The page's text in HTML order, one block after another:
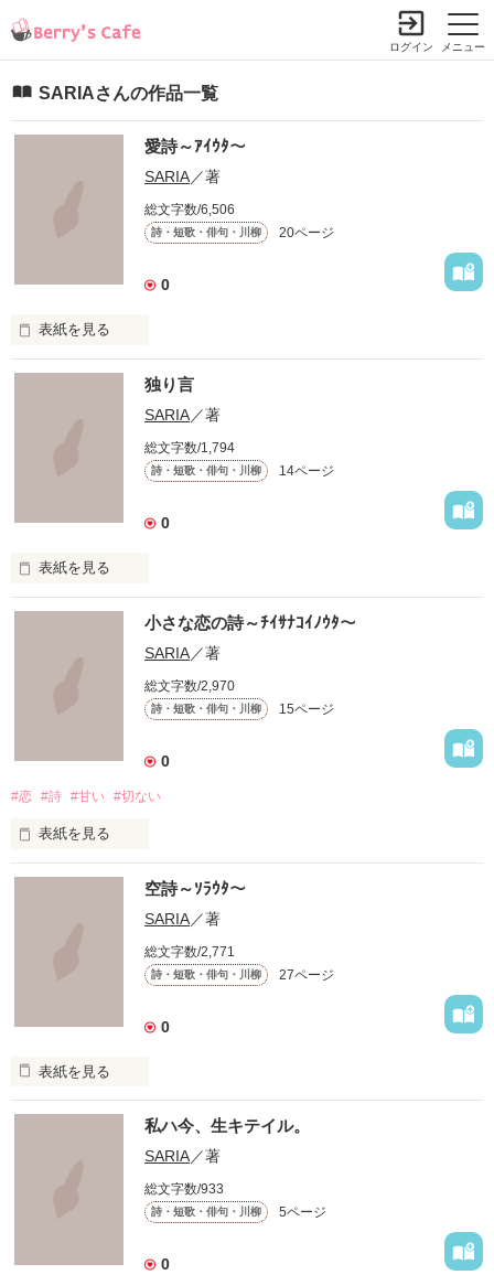
メニュー
ログイン
SARIAさんの作品一覧
愛詩～ｱｲｳﾀ～
SARIA／著
総文字数/6,506
詩・短歌・俳句・川柳 20ページ
0
表紙を見る
狂おしいほどに
泣きたくなるほど
愛されたい。
「ねぇ、愛してる…」
～POEM～
作品を読む
独り言
SARIA／著
総文字数/1,794
詩・短歌・俳句・川柳 14ページ
0
表紙を見る
ぽつり、
～POEM～
小さな恋の詩～ﾁｲｻﾅｺｲﾉｳﾀ～
SARIA／著
総文字数/2,970
詩・短歌・俳句・川柳 15ページ
0
#恋 #詩 #甘い #切ない
表紙を見る
ほら
※あたしが書き溜めていた詩の一部です。
2007/06/24～2007/10/05に書いていたもの(ノート一冊分)。
空詩～ｿﾗｳﾀ～
SARIA／著
総文字数/2,771
詩・短歌・俳句・川柳 27ページ
0
表紙を見る
スカイブルーの
私ハ今、生キテイル。
SARIA／著
総文字数/933
詩・短歌・俳句・川柳 5ページ
0